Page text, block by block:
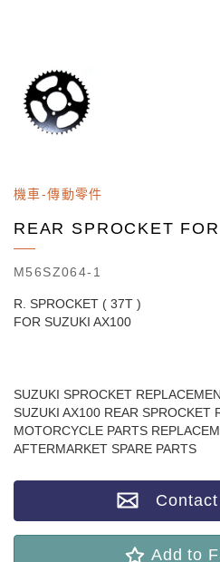
機車-傳動零件
REAR SPROCKET
M56SZ064-1
R. SPROCKET ( 37T )
FOR SUZUKI AX100
SUZUKI SPROCKET
SUZUKI AX100 REAR SPROCKET
MOTORCYCLE PARTS
AFTERMARKET SPARE PARTS
Contact
Add to